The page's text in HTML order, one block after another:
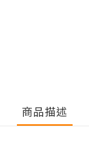
商品描述